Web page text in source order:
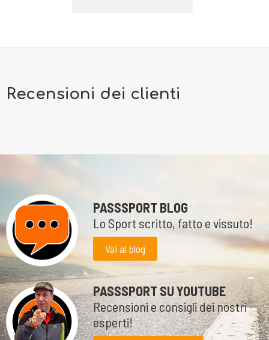
comfort e facilità di utilizzo. Consente di affrontare in sicurezza i
sentieri sia nel sottobosco che con fondo roccioso.
Recensioni dei clienti
PASSSPORT BLOG
Lo Sport scritto, fatto e vissuto!
Vai al blog
PASSSPORT SU YOUTUBE
Recensioni e consigli dei nostri
esperti!